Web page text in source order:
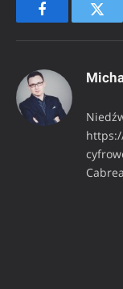
Facebook